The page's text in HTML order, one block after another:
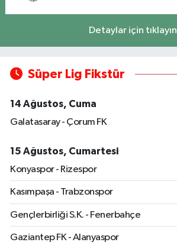
Detaylar için tıklayın
Süper Lig Fikstür
14 Ağustos, Cuma
Galatasaray - Çorum FK
15 Ağustos, Cumartesi
Konyaspor - Rizespor
Kasımpaşa - Trabzonspor
Gençlerbirliği S.K. - Fenerbahçe
Gaziantep FK - Alanyaspor